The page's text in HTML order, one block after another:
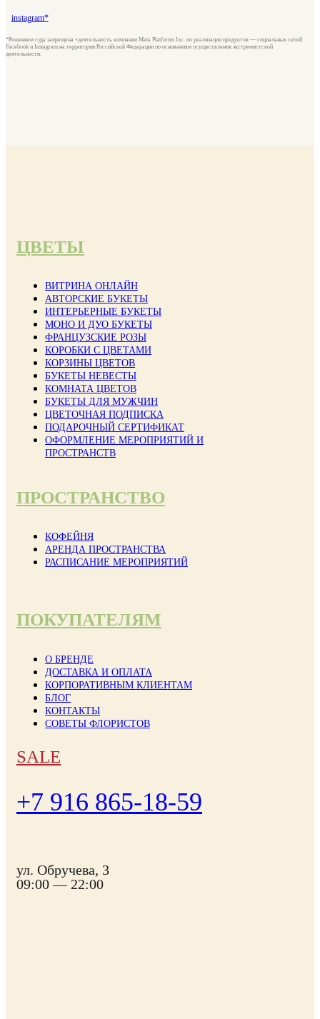
instagram*
*Решением суда запрещена «деятельность компании Meta Platforms Inc. по реализации продуктов — социальных сетей
Facebook и Instagram на территории Российской Федерации по основаниям осуществления экстремистской
деятельности.
ЦВЕТЫ
ВИТРИНА ОНЛАЙН
АВТОРСКИЕ БУКЕТЫ
ИНТЕРЬЕРНЫЕ БУКЕТЫ
МОНО И ДУО БУКЕТЫ
ФРАНЦУЗСКИЕ РОЗЫ
КОРОБКИ С ЦВЕТАМИ
КОРЗИНЫ ЦВЕТОВ
БУКЕТЫ НЕВЕСТЫ
КОМНАТА ЦВЕТОВ
БУКЕТЫ ДЛЯ МУЖЧИН
ЦВЕТОЧНАЯ ПОДПИСКА
ПОДАРОЧНЫЙ СЕРТИФИКАТ
ОФОРМЛЕНИЕ МЕРОПРИЯТИЙ И
ПРОСТРАНСТВ
ПРОСТРАНСТВО
КОФЕЙНЯ
АРЕНДА ПРОСТРАНСТВА
РАСПИСАНИЕ МЕРОПРИЯТИЙ
ПОКУПАТЕЛЯМ
О БРЕНДЕ
ДОСТАВКА И ОПЛАТА
КОРПОРАТИВНЫМ КЛИЕНТАМ
БЛОГ
КОНТАКТЫ
СОВЕТЫ ФЛОРИСТОВ
SALE
+7 916 865-18-59
ул. Обручева, 3
09:00 — 22:00